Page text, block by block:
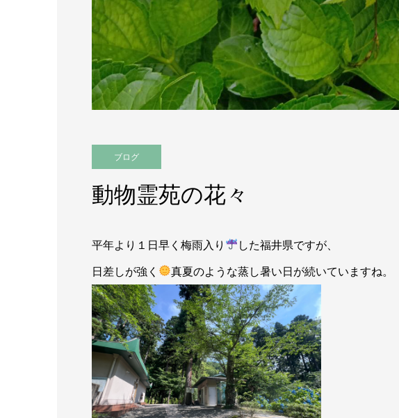
ブログ
動物霊苑の花々
平年より１日早く梅雨入り
した福井県ですが、
日差しが強く
真夏のような蒸し暑い日が続いていますね。